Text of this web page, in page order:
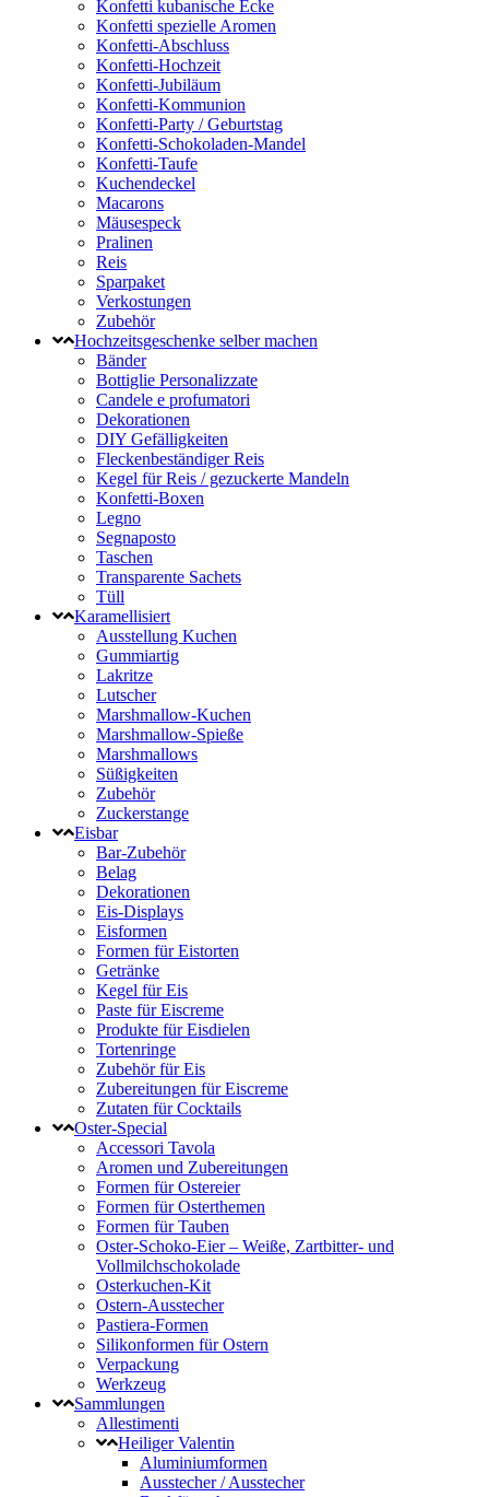
Konfetti kubanische Ecke
Konfetti spezielle Aromen
Konfetti-Abschluss
Konfetti-Hochzeit
Konfetti-Jubiläum
Konfetti-Kommunion
Konfetti-Party / Geburtstag
Konfetti-Schokoladen-Mandel
Konfetti-Taufe
Kuchendeckel
Macarons
Mäusespeck
Pralinen
Reis
Sparpaket
Verkostungen
Zubehör
Hochzeitsgeschenke selber machen
Bänder
Bottiglie Personalizzate
Candele e profumatori
Dekorationen
DIY Gefälligkeiten
Fleckenbeständiger Reis
Kegel für Reis / gezuckerte Mandeln
Konfetti-Boxen
Legno
Segnaposto
Taschen
Transparente Sachets
Tüll
Karamellisiert
Ausstellung Kuchen
Gummiartig
Lakritze
Lutscher
Marshmallow-Kuchen
Marshmallow-Spieße
Marshmallows
Süßigkeiten
Zubehör
Zuckerstange
Eisbar
Bar-Zubehör
Belag
Dekorationen
Eis-Displays
Eisformen
Formen für Eistorten
Getränke
Kegel für Eis
Paste für Eiscreme
Produkte für Eisdielen
Tortenringe
Zubehör für Eis
Zubereitungen für Eiscreme
Zutaten für Cocktails
Oster-Special
Accessori Tavola
Aromen und Zubereitungen
Formen für Ostereier
Formen für Osterthemen
Formen für Tauben
Oster-Schoko-Eier – Weiße, Zartbitter- und
Vollmilchschokolade
Osterkuchen-Kit
Ostern-Ausstecher
Pastiera-Formen
Silikonformen für Ostern
Verpackung
Werkzeug
Sammlungen
Allestimenti
Heiliger Valentin
Aluminiumformen
Ausstecher / Ausstecher